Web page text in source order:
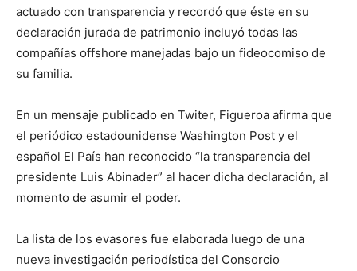
actuado con transparencia y recordó que éste en su
declaración jurada de patrimonio incluyó todas las
compañías offshore manejadas bajo un fideocomiso de
su familia.
En un mensaje publicado en Twiter, Figueroa afirma que
el periódico estadounidense Washington Post y el
español El País han reconocido “la transparencia del
presidente Luis Abinader” al hacer dicha declaración, al
momento de asumir el poder.
La lista de los evasores fue elaborada luego de una
nueva investigación periodística del Consorcio